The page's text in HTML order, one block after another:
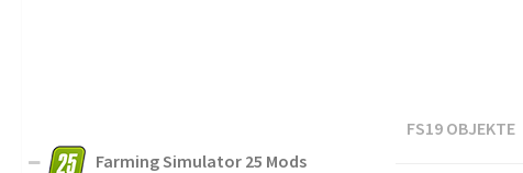
FS19 OBJEKTE
Farming Simulator 25 Mods